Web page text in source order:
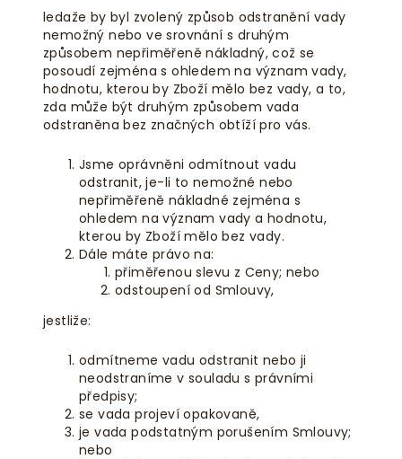
ledaže by byl zvolený způsob odstranění vady
nemožný nebo ve srovnání s druhým
způsobem nepřiměřeně nákladný, což se
posoudí zejména s ohledem na význam vady,
hodnotu, kterou by Zboží mělo bez vady, a to,
zda může být druhým způsobem vada
odstraněna bez značných obtíží pro vás.
Jsme oprávněni odmítnout vadu
odstranit, je-li to nemožné nebo
nepřiměřeně nákladné zejména s
ohledem na význam vady a hodnotu,
kterou by Zboží mělo bez vady.
Dále máte právo na:
přiměřenou slevu z Ceny; nebo
odstoupení od Smlouvy,
jestliže:
odmítneme vadu odstranit nebo ji
neodstraníme v souladu s právními
předpisy;
se vada projeví opakovaně,
je vada podstatným porušením Smlouvy;
nebo